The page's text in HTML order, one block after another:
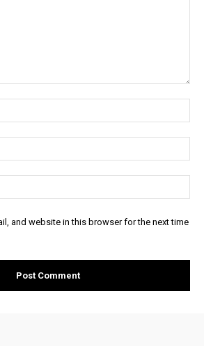
and website in this browser for the next time